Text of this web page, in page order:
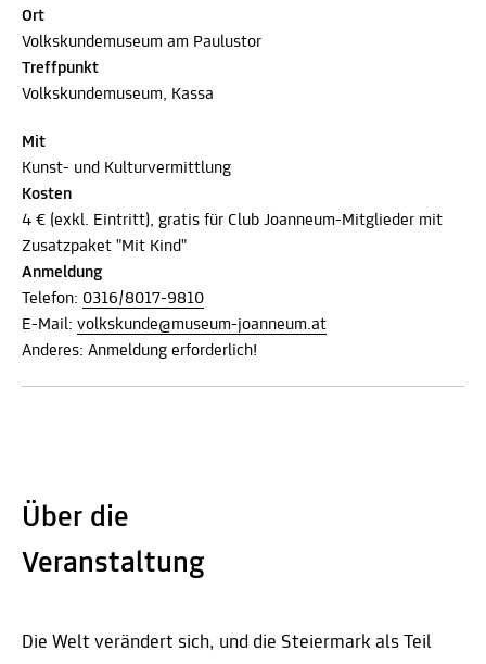
Ort
Volkskundemuseum am Paulustor
Treffpunkt
Volkskundemuseum, Kassa
Mit
Kunst- und Kulturvermittlung
Kosten
4 € (exkl. Eintritt), gratis für Club Joanneum-Mitglieder mit
Zusatzpaket "Mit Kind"
Anmeldung
Telefon: 0316/8017-9810
E-Mail: volkskunde@museum-joanneum.at
Anderes: Anmeldung erforderlich!
Über die
Veranstaltung
Die Welt verändert sich, und die Steiermark als Teil